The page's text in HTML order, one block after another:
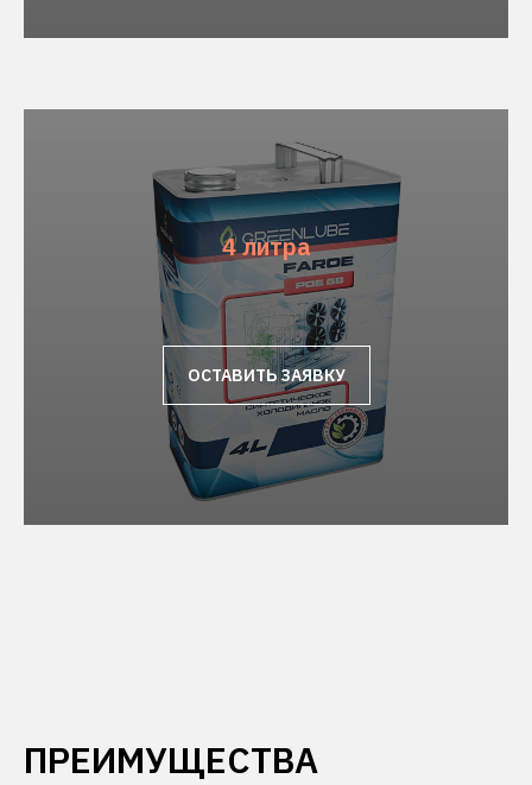
4 литра
ОСТАВИТЬ ЗАЯВКУ
ПРЕИМУЩЕСТВА